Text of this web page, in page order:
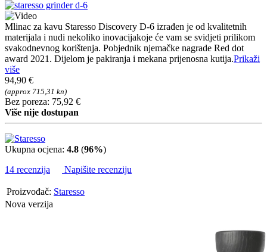
Mlinac za kavu Staresso Discovery D-6 izrađen je od kvalitetnih
materijala i nudi nekoliko inovacijakoje će vam se svidjeti prilikom
svakodnevnog korištenja. Pobjednik njemačke nagrade Red dot
award 2021. Dijelom je pakiranja i mekana prijenosna kutija.Prikaži
više
94,90 €
(approx 715,31 kn)
Bez poreza: 75,92 €
Više nije dostupan
Ukupna ocjena: 4.8 (96%)
14 recenzija
Napišite recenziju
Proizvođač: Staresso
Nova verzija